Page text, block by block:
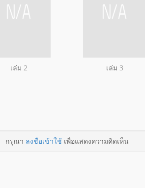
เล่ม 2 เล่ม 3
กรุณา ลงชื่อเข้าใช้เพื่อแสดงความคิดเห็น